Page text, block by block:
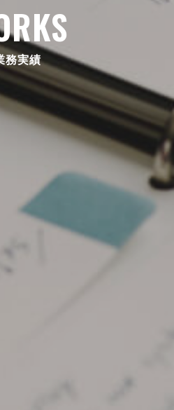
務実績